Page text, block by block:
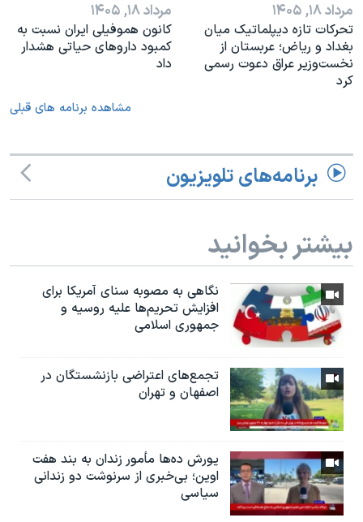
مرداد ۱۸, ۱۴۰۵
تحرکات تازه دیپلماتیک میان
بغداد و ریاض؛ عربستان از
نخست‌وزیر عراق دعوت رسمی
کرد
مرداد ۱۸, ۱۴۰۵
کانون هموفیلی ایران نسبت به
کمبود داروهای حیاتی هشدار
داد
مشاهده برنامه های قبلی
برنامه‌های تلویزیون
بیشتر بخوانید
نگاهی به مصوبه سنای آمریکا برای
افزایش تحریم‌ها علیه روسیه و
جمهوری اسلامی
تجمع‌های اعتراضی بازنشستگان در
اصفهان و تهران
یورش ده‌ها مأمور زندان به بند هفت
اوین؛ بی‌خبری از سرنوشت دو زندانی
سیاسی